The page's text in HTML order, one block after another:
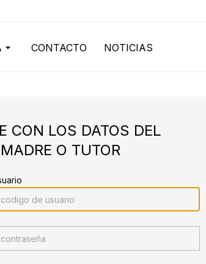
CONTACTO NOTICIAS
CON LOS DATOS DEL
O TUTOR